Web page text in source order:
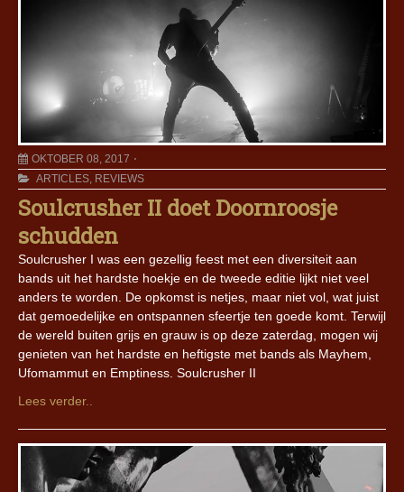
OKTOBER 08, 2017
ARTICLES, REVIEWS
Soulcrusher II doet Doornroosje
schudden
Soulcrusher I was een gezellig feest met een diversiteit aan
bands uit het hardste hoekje en de tweede editie lijkt niet veel
anders te worden. De opkomst is netjes, maar niet vol, wat juist
dat gemoedelijke en ontspannen sfeertje ten goede komt. Terwijl
de wereld buiten grijs en grauw is op deze zaterdag, mogen wij
genieten van het hardste en heftigste met bands als Mayhem,
Ufomammut en Emptiness. Soulcrusher II
Lees verder..